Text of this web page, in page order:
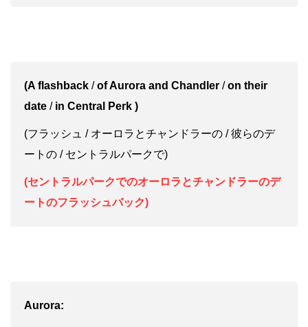
(A flashback /of Aurora and Chandler /on their
date / in Central Perk )
(フラッシュ / オーロラとチャンドラーの / 彼らのデ
ートの / セントラルパークで)
(セントラルパークでのオーロラとチャンドラーのデ
ートのフラッシュバック)
Aurora: